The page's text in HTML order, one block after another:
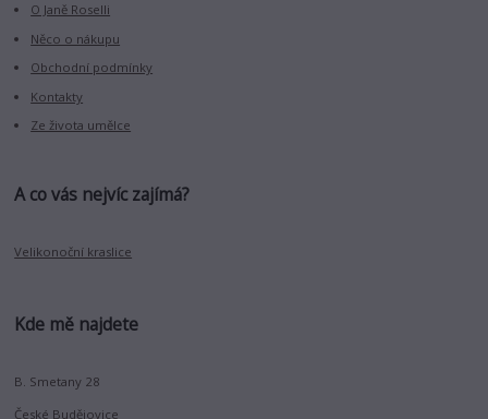
O Janě Roselli
Něco o nákupu
Obchodní podmínky
Kontakty
Ze života umělce
A co vás nejvíc zajímá?
Velikonoční kraslice
Kde mě najdete
B. Smetany 28
České Budějovice